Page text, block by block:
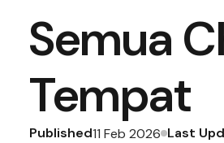
Semua
Tempat
Published11 Feb 2026 Last